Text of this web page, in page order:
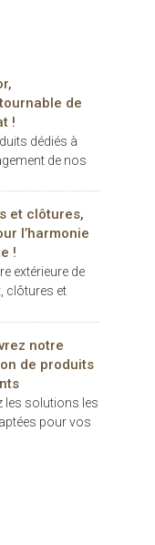
des stores
est
en 7 coloris et
de 180 et 240
les espaces
de
Dans ce
THERMOTOP®
comme un
clé pour
des espaces
et durables,
dehors.
de
!
dédiés à
de nos
années
des éléments
au
et clôtures,
l’harmonie
!
extérieure de
clôtures et
rivalisent
notre
de produits
les solutions les
pour vos